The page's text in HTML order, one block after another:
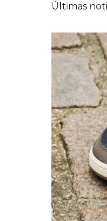
Últimas